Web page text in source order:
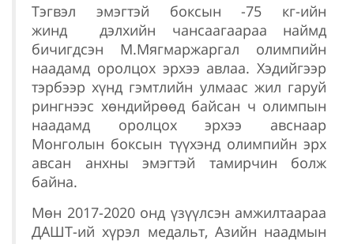
Тэгвэл эмэгтэй боксын -75 кг-ийн
жинд дэлхийн чансаагаараа наймд
бичигдсэн М.Мягмаржаргал олимпийн
наадамд оролцох эрхээ авлаа. Хэдийгээр
тэрбээр хүнд гэмтлийн улмаас жил гаруй
рингнээс хөндийрөөд байсан ч олимпын
наадамд оролцох эрхээ авснаар
Монголын боксын түүхэнд олимпийн эрх
авсан анхны эмэгтэй тамирчин болж
байна.
Мөн 2017-2020 онд үзүүлсэн амжилтаараа
ДАШТ-ий хүрэл медальт, Азийн наадмын